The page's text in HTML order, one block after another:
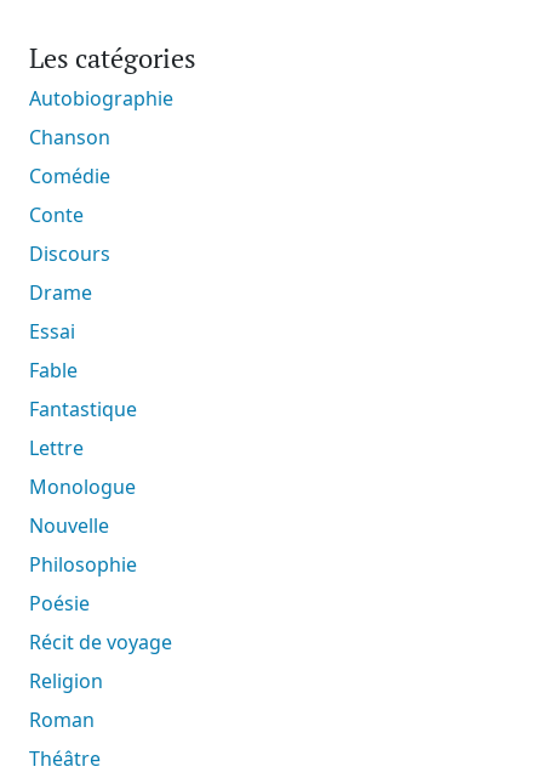
Les catégories
Autobiographie
Chanson
Comédie
Conte
Discours
Drame
Essai
Fable
Fantastique
Lettre
Monologue
Nouvelle
Philosophie
Poésie
Récit de voyage
Religion
Roman
Théâtre